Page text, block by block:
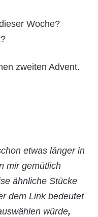
Woche?
zweiten Advent.
etwas länger in
mir gemütlich
ähnliche Stücke
dem Link bedeutet
würde,